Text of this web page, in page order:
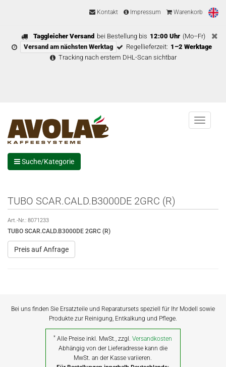
Kontakt Impressum Warenkorb
Taggleicher Versand bei Bestellung bis 12:00 Uhr (Mo–Fr)
Versand am nächsten Werktag
Regellieferzeit: 1–2 Werktage
Tracking nach erstem DHL-Scan sichtbar
Menu
Suche/Kategorie
TUBO SCAR.CALD.B3000DE 2GRC (R)
Art.-Nr.: 8071233
TUBO SCAR.CALD.B3000DE 2GRC (R)
Preis auf Anfrage
Bei uns finden Sie Ersatzteile und Reparatursets speziell für Ihr Modell sowie
Produkte zur Reinigung, Entkalkung und Pflege.
* Alle Preise inkl. MwSt., zzgl.Versandkosten
Abhängig von der Lieferadresse kann die
MwSt. an der Kasse variieren.